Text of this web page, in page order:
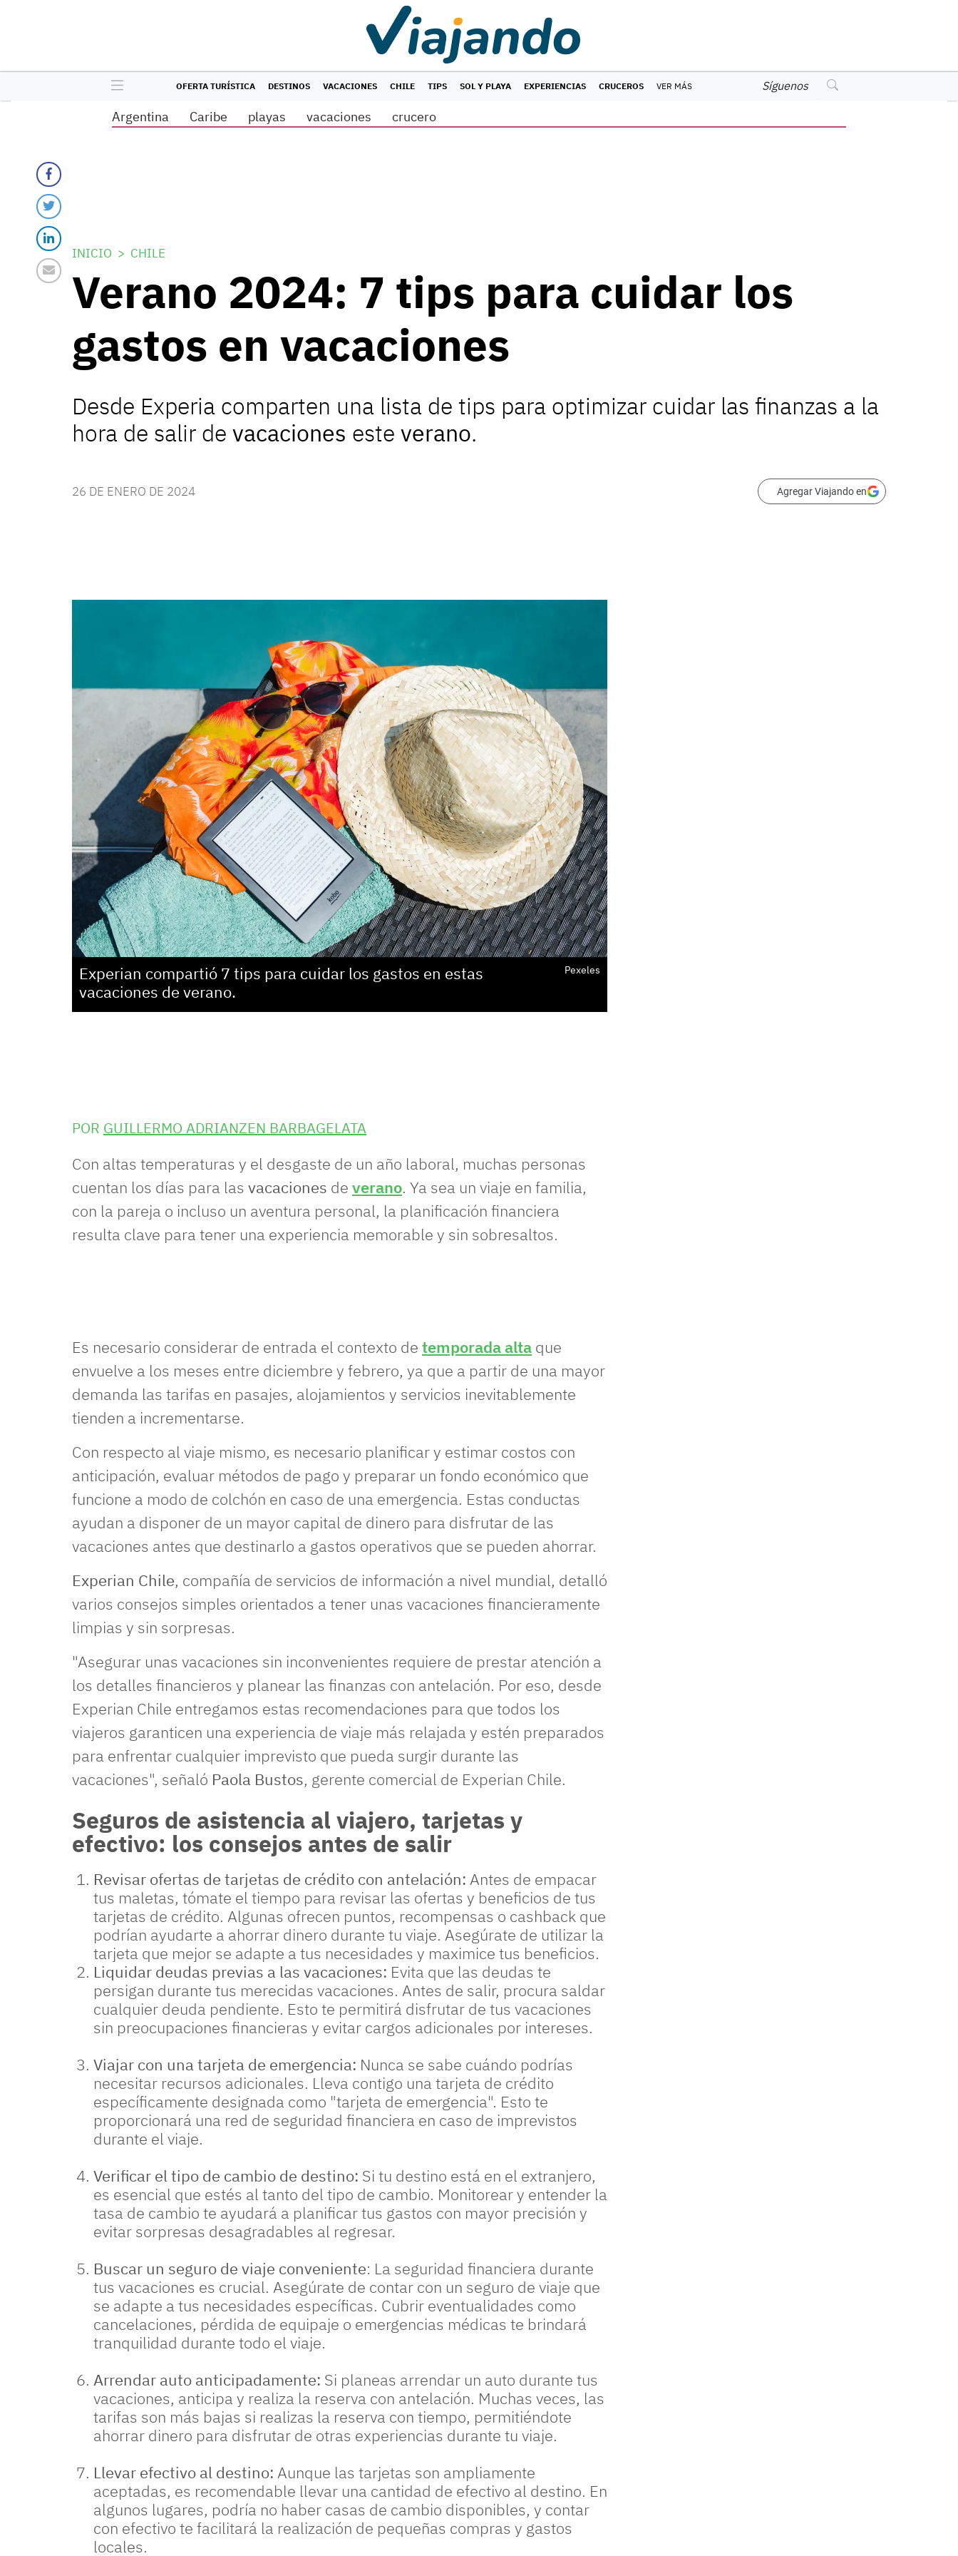
OFERTA TURÍSTICA DESTINOS VACACIONES CHILE TIPS SOL Y PLAYA EXPERIENCIAS CRUCEROS VER MÁS Síguenos
Argentina Caribe playas vacaciones crucero
INICIO CHILE
Verano 2024: 7 tips para cuidar los
gastos en vacaciones
Desde Experia comparten una lista de tips para optimizar cuidar las finanzas a la
hora de salir de vacaciones este verano.
26 DE ENERO DE 2024 Agregar Viajando en
Experian compartió 7 tips para cuidar los gastos en estas
vacaciones de verano.
Pexeles
POR GUILLERMO ADRIANZEN BARBAGELATA
Con altas temperaturas y el desgaste de un año laboral, muchas personas
cuentan los días para las vacaciones de verano. Ya sea un viaje en familia,
con la pareja o incluso un aventura personal, la planificación financiera
resulta clave para tener una experiencia memorable y sin sobresaltos.
Es necesario considerar de entrada el contexto de temporada alta que
envuelve a los meses entre diciembre y febrero, ya que a partir de una mayor
demanda las tarifas en pasajes, alojamientos y servicios inevitablemente
tienden a incrementarse.
Con respecto al viaje mismo, es necesario planificar y estimar costos con
anticipación, evaluar métodos de pago y preparar un fondo económico que
funcione a modo de colchón en caso de una emergencia. Estas conductas
ayudan a disponer de un mayor capital de dinero para disfrutar de las
vacaciones antes que destinarlo a gastos operativos que se pueden ahorrar.
Experian Chile, compañía de servicios de información a nivel mundial, detalló
varios consejos simples orientados a tener unas vacaciones financieramente
limpias y sin sorpresas.
"Asegurar unas vacaciones sin inconvenientes requiere de prestar atención a
los detalles financieros y planear las finanzas con antelación. Por eso, desde
Experian Chile entregamos estas recomendaciones para que todos los
viajeros garanticen una experiencia de viaje más relajada y estén preparados
para enfrentar cualquier imprevisto que pueda surgir durante las
vacaciones", señaló Paola Bustos, gerente comercial de Experian Chile.
Seguros de asistencia al viajero, tarjetas y
efectivo: los consejos antes de salir
Revisar ofertas de tarjetas de crédito con antelación: Antes de empacar
tus maletas, tómate el tiempo para revisar las ofertas y beneficios de tus
tarjetas de crédito. Algunas ofrecen puntos, recompensas o cashback que
podrían ayudarte a ahorrar dinero durante tu viaje. Asegúrate de utilizar la
tarjeta que mejor se adapte a tus necesidades y maximice tus beneficios.
Liquidar deudas previas a las vacaciones: Evita que las deudas te
persigan durante tus merecidas vacaciones. Antes de salir, procura saldar
cualquier deuda pendiente. Esto te permitirá disfrutar de tus vacaciones
sin preocupaciones financieras y evitar cargos adicionales por intereses.
Viajar con una tarjeta de emergencia: Nunca se sabe cuándo podrías
necesitar recursos adicionales. Lleva contigo una tarjeta de crédito
específicamente designada como "tarjeta de emergencia". Esto te
proporcionará una red de seguridad financiera en caso de imprevistos
durante el viaje.
Verificar el tipo de cambio de destino: Si tu destino está en el extranjero,
es esencial que estés al tanto del tipo de cambio. Monitorear y entender la
tasa de cambio te ayudará a planificar tus gastos con mayor precisión y
evitar sorpresas desagradables al regresar.
Buscar un seguro de viaje conveniente: La seguridad financiera durante
tus vacaciones es crucial. Asegúrate de contar con un seguro de viaje que
se adapte a tus necesidades específicas. Cubrir eventualidades como
cancelaciones, pérdida de equipaje o emergencias médicas te brindará
tranquilidad durante todo el viaje.
Arrendar auto anticipadamente: Si planeas arrendar un auto durante tus
vacaciones, anticipa y realiza la reserva con antelación. Muchas veces, las
tarifas son más bajas si realizas la reserva con tiempo, permitiéndote
ahorrar dinero para disfrutar de otras experiencias durante tu viaje.
Llevar efectivo al destino: Aunque las tarjetas son ampliamente
aceptadas, es recomendable llevar una cantidad de efectivo al destino. En
algunos lugares, podría no haber casas de cambio disponibles, y contar
con efectivo te facilitará la realización de pequeñas compras y gastos
locales.